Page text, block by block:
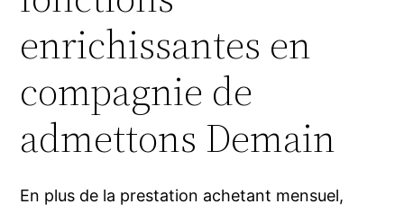
enrichissantes en
compagnie de
admettons Demain
En plus de la prestation achetant mensuel,